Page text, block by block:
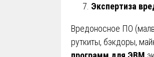
Экспертиза
Вредоносное ПО
руткиты, бэкдоры,